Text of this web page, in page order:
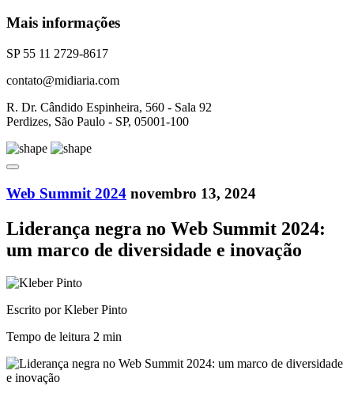
Mais informações
SP 55 11 2729-8617
contato@midiaria.com
R. Dr. Cândido Espinheira, 560 - Sala 92
Perdizes, São Paulo - SP, 05001-100
Web Summit 2024 novembro 13, 2024
Liderança negra no Web Summit 2024:
um marco de diversidade e inovação
Escrito por Kleber Pinto
Tempo de leitura 2 min